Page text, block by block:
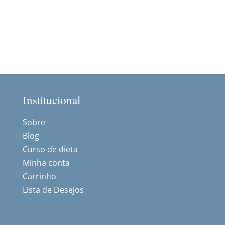
Institucional
Sobre
Blog
Curso de dieta
Minha conta
Carrinho
Lista de Desejos